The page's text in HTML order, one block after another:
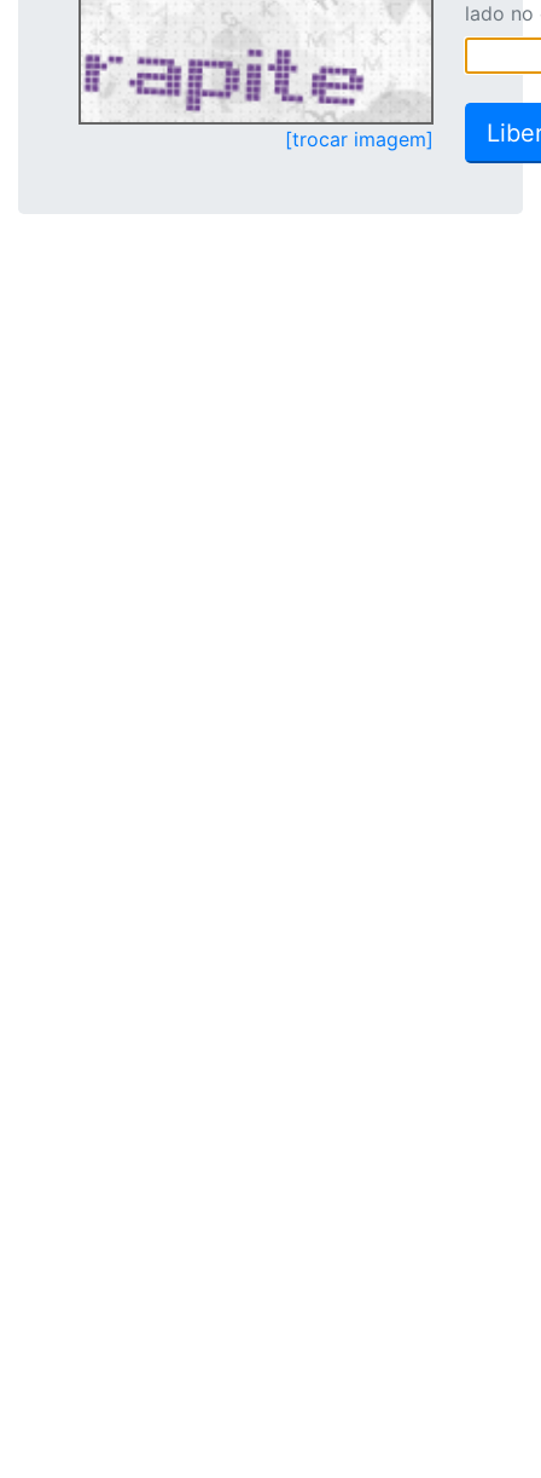
[trocar imagem]
lado no